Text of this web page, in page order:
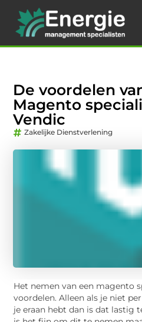
De voordelen
Magento
Vendic
Zakelijke Dienstverlening
Het nemen van een magento
voordelen. Alleen als je niet
je eraan hebt dan is dat lastig